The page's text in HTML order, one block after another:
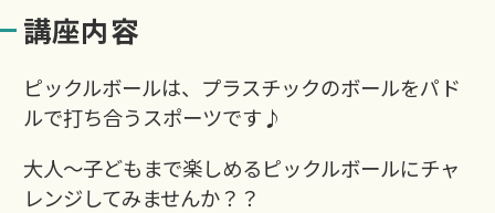
講座内容
ピックルボールは、プラスチックのボールをパド
ルで打ち合うスポーツです♪
大人～子どもまで楽しめるピックルボールにチャ
レンジしてみませんか？？